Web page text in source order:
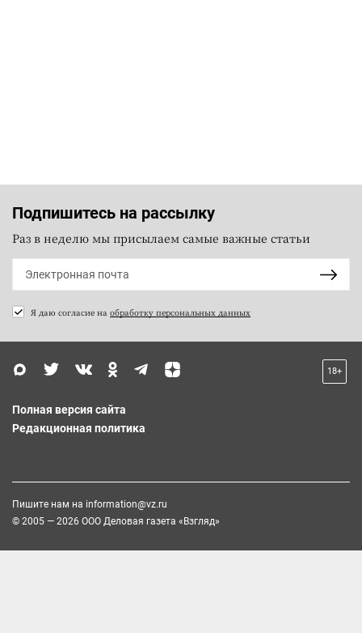
Подпишитесь на рассылку
Раз в неделю мы присылаем самые важные статьи
Я даю согласие на обработку персональных данных
18+
Полная версия сайта
Редакционная политика
Пишите нам на information@vz.ru
© 2005 — 2026 ООО Деловая газета «Взгляд»